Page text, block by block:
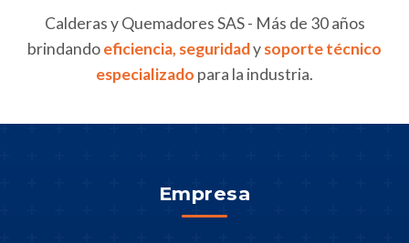
Calderas y Quemadores SAS - Más de 30 años
brindandoeficiencia, seguridadysoporte técnico
especializado para la industria.
Empresa